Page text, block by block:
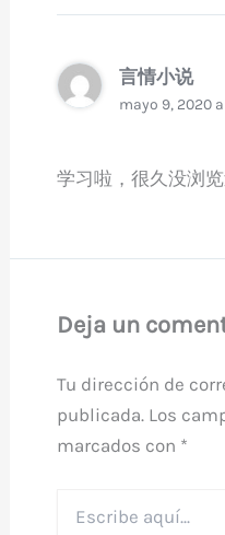
言情小说
mayo 9, 2020
学习啦，很久没浏览
Deja un
Tu dirección de
publicada. Los
marcados con *
aquí...